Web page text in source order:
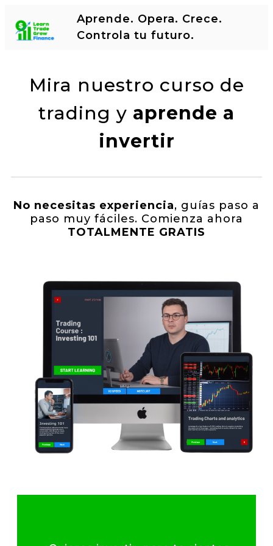
Aprende. Opera. Crece.
Controla tu futuro.
Mira nuestro curso de
trading y aprende a
invertir
No necesitas experiencia, guías paso a
paso muy fáciles. Comienza ahora
TOTALMENTE GRATIS